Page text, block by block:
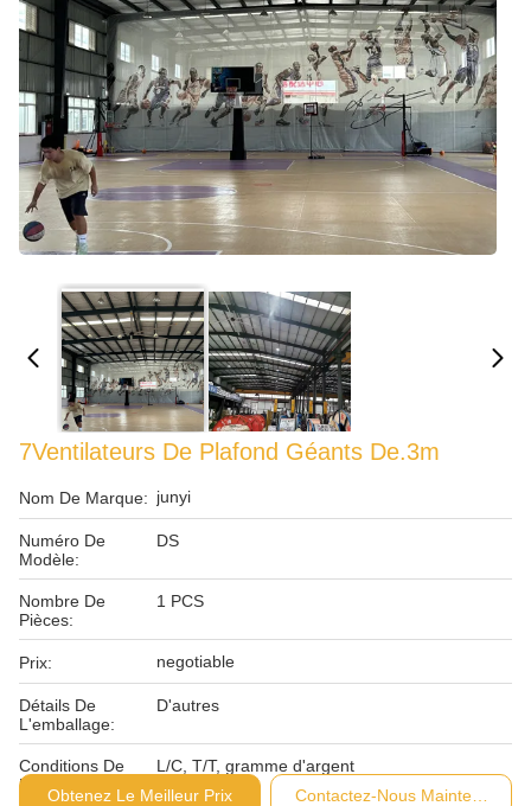
7Ventilateurs De Plafond Géants De.3m
Nom De Marque: junyi
Numéro De
Modèle:
DS
Nombre De
Pièces:
1 PCS
Prix: negotiable
Détails De
L'emballage:
D'autres
Conditions De
Paiement:
L/C, T/T, gramme d'argent
Obtenez Le Meilleur Prix
Contactez-Nous Maintenant